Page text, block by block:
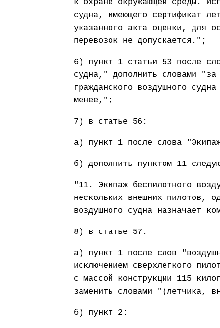
к охране окружающей среды.
судна, имеющего сертификат
указанного акта оценки, для
перевозок не допускается.";
6) пункт 1 статьи 53 после
судна," дополнить словами "за
гражданского воздушного
менее,";
7) в статье 56:
а) пункт 1 после слова
б) дополнить пунктом 11
"11. Экипаж беспилотного
нескольких внешних пилотов,
воздушного судна назначает
8) в статье 57:
а) пункт 1 после слов
исключением сверхлегкого
с массой конструкции 115
заменить словами "(летчика,
б) пункт 2: